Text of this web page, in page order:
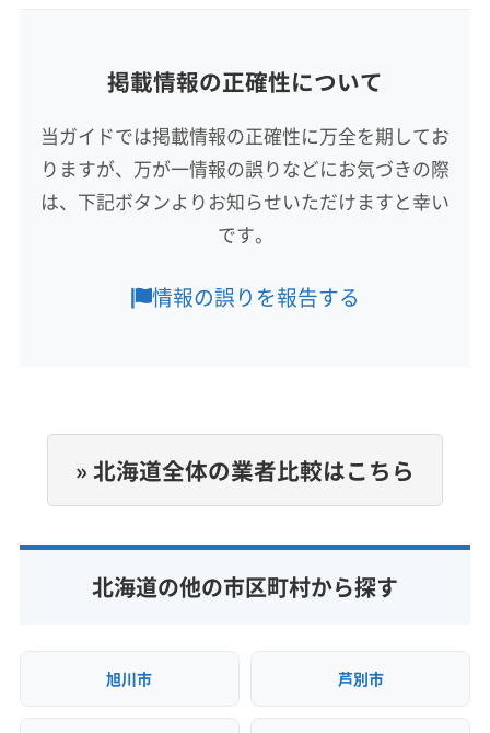
北海道苫小牧市浜町2丁目6-9
対応地域
白老郡白老町 恵庭市 江別市
札幌市厚別区
札幌市手稲区
札幌市清田区 札幌市西区
札幌市中央区
札幌市白石区
夕張市 浦河郡浦河町
新冠郡新冠町
日・祝
電話番号
0144-84-8881
公式サイトを見る
掲載情報の正確性について
当ガイドでは掲載情報の正確性に万全を期してお
りますが、万が一情報の誤りなどにお気づきの際
は、下記ボタンよりお知らせいただけますと幸い
です。
情報の誤りを報告する
» 北海道全体の業者比較はこちら
北海道の他の市区町村から探す
旭川市 芦別市